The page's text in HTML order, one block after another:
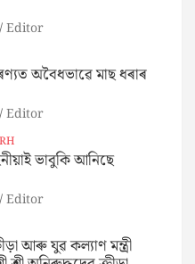
Editor
অবৈধভাৱে মাছ ধৰাৰ
Editor
ভাবুকি আনিছে
Editor
আৰু যুৱ কল্যাণ মন্ত্ৰী